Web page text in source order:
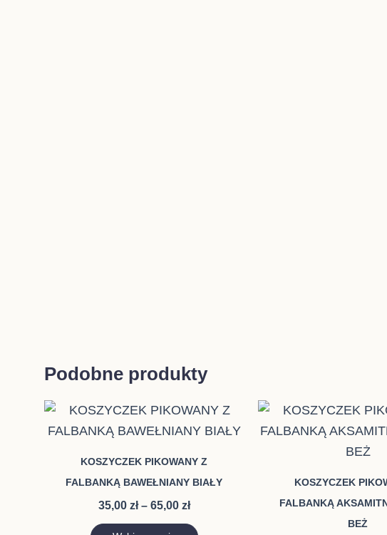
Podobne produkty
KOSZYCZEK PIKOWANY Z
FALBANKĄ BAWEŁNIANY BIAŁY
35,00 zł – 65,00 zł
Zakres
od
do
65,00 zł
Ten
produkt
KOSZYCZEK
FALBANKĄ
BEŻ